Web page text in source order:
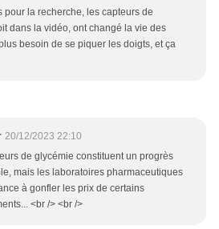
pour la recherche, les capteurs de
dans la vidéo, ont changé la vie des
besoin de se piquer les doigts, et ça
20/12/2023 22:10
de glycémie constituent un progrès
mais les laboratoires pharmaceutiques
à gonfler les prix de certains
<br /> <br />